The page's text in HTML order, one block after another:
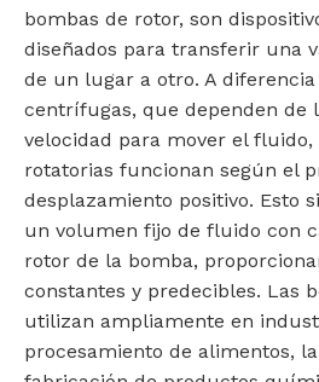
bombas de rotor, son
diseñados para transferir una
de un lugar a otro. A
centrífugas, que dependen de
velocidad para mover el fluido,
rotatorias funcionan según el
desplazamiento positivo. Esto
un volumen fijo de fluido con
rotor de la bomba,
constantes y predecibles. Las
utilizan ampliamente en
procesamiento de alimentos,